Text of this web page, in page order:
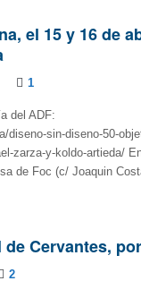
el 15 y 16 de
1
del ADF:
diseno-sin-diseno-50-
zarza-y-koldo-artieda/
de Foc (c/ Joaquin
Cervantes,
2